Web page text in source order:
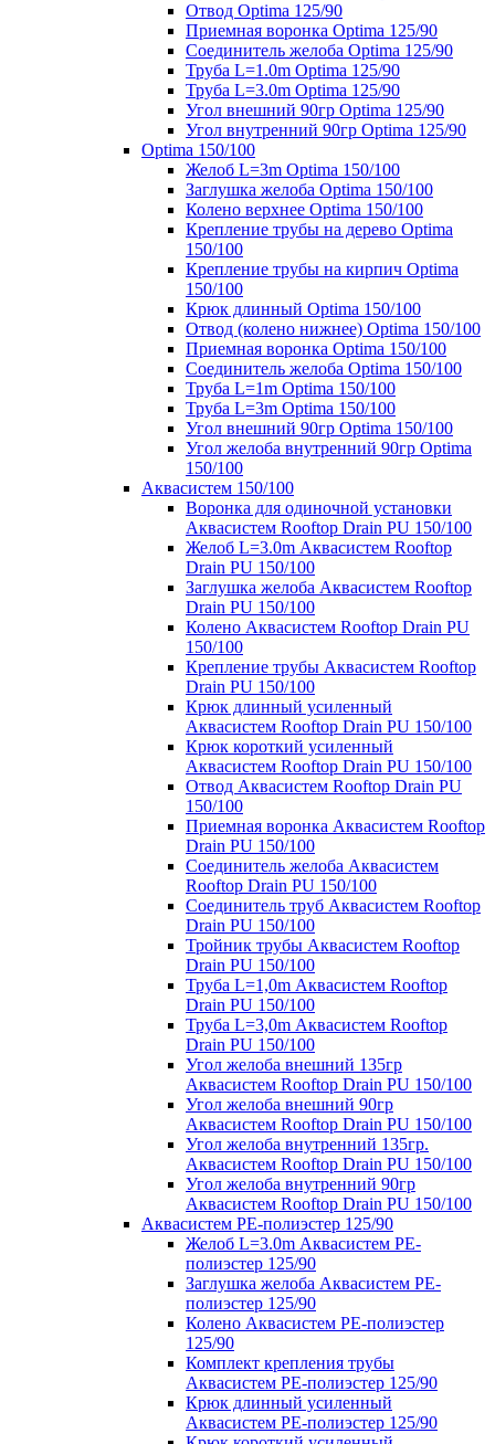
Отвод Optima 125/90
Приемная воронка Optima 125/90
Соединитель желоба Optima 125/90
Труба L=1.0m Optima 125/90
Труба L=3.0m Optima 125/90
Угол внешний 90гр Optima 125/90
Угол внутренний 90гр Optima 125/90
Optima 150/100
Желоб L=3m Optima 150/100
Заглушка желоба Optima 150/100
Колено верхнее Optima 150/100
Крепление трубы на дерево Optima
150/100
Крепление трубы на кирпич Optima
150/100
Крюк длинный Optima 150/100
Отвод (колено нижнее) Optima 150/100
Приемная воронка Optima 150/100
Соединитель желоба Optima 150/100
Труба L=1m Optima 150/100
Труба L=3m Optima 150/100
Угол внешний 90гр Optima 150/100
Угол желоба внутренний 90гр Optima
150/100
Аквасистем 150/100
Воронка для одиночной установки
Аквасистем Rooftop Drain PU 150/100
Желоб L=3.0m Аквасистем Rooftop
Drain PU 150/100
Заглушка желоба Аквасистем Rooftop
Drain PU 150/100
Колено Аквасистем Rooftop Drain PU
150/100
Крепление трубы Аквасистем Rooftop
Drain PU 150/100
Крюк длинный усиленный
Аквасистем Rooftop Drain PU 150/100
Крюк короткий усиленный
Аквасистем Rooftop Drain PU 150/100
Отвод Аквасистем Rooftop Drain PU
150/100
Приемная воронка Аквасистем Rooftop
Drain PU 150/100
Соединитель желоба Аквасистем
Rooftop Drain PU 150/100
Соединитель труб Аквасистем Rooftop
Drain PU 150/100
Тройник трубы Аквасистем Rooftop
Drain PU 150/100
Труба L=1,0m Аквасистем Rooftop
Drain PU 150/100
Труба L=3,0m Аквасистем Rooftop
Drain PU 150/100
Угол желоба внешний 135гр
Аквасистем Rooftop Drain PU 150/100
Угол желоба внешний 90гр
Аквасистем Rooftop Drain PU 150/100
Угол желоба внутренний 135гр.
Аквасистем Rooftop Drain PU 150/100
Угол желоба внутренний 90гр
Аквасистем Rooftop Drain PU 150/100
Аквасистем PE-полиэстер 125/90
Желоб L=3.0m Аквасистем PE-
полиэстер 125/90
Заглушка желоба Аквасистем PE-
полиэстер 125/90
Колено Аквасистем PE-полиэстер
125/90
Комплект крепления трубы
Аквасистем PE-полиэстер 125/90
Крюк длинный усиленный
Аквасистем PE-полиэстер 125/90